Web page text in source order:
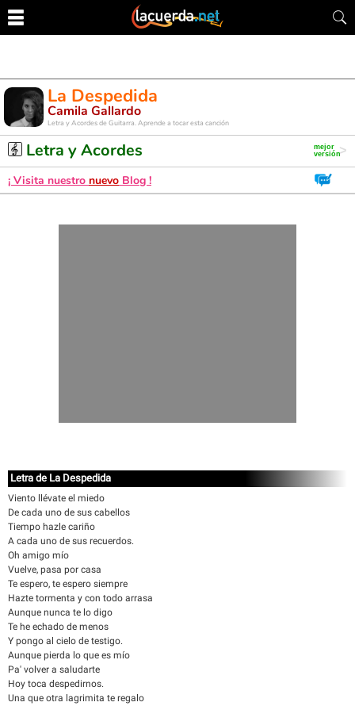
La Despedida
Camila Gallardo
Letra y Acordes de Guitarra. Aprende a tocar esta canción
Letra y Acordes
¡ Visita nuestro nuevo Blog !
Letra de La Despedida
Viento llévate el miedo
De cada uno de sus cabellos
Tiempo hazle cariño
A cada uno de sus recuerdos.
Oh amigo mío
Vuelve, pasa por casa
Te espero, te espero siempre
Hazte tormenta y con todo arrasa
Aunque nunca te lo digo
Te he echado de menos
Y pongo al cielo de testigo.
Aunque pierda lo que es mío
Pa' volver a saludarte
Hoy toca despedirnos.
Una que otra lagrimita te regalo